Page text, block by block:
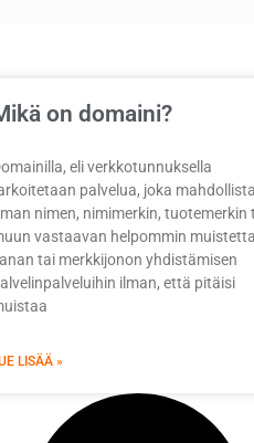
on domaini?
eli verkkotunnuksella
palvelua, joka
nimen, nimimerkin, tuotemerkin
vastaavan helpommin
tai merkkijonon yhdistämisen
ilman, että pitäisi
LISÄÄ »